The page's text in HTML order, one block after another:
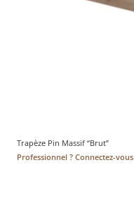
Trapèze Pin Massif “Brut”
Professionnel ? Connectez-vous